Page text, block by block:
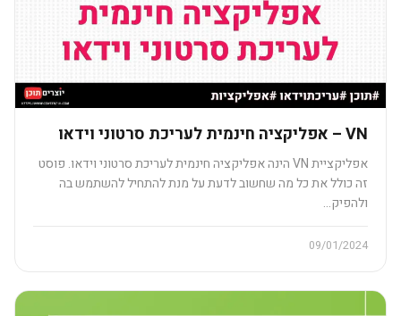
VN – אפליקציה חינמית לעריכת סרטוני וידאו
אפליקציית VN הינה אפליקציה חינמית לעריכת סרטוני וידאו. פוסט
זה כולל את כל מה שחשוב לדעת על מנת להתחיל להשתמש בה
ולהפיק…
09/01/2024